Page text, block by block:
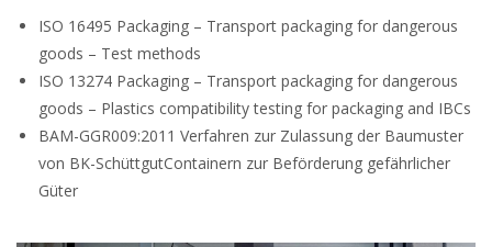
ISO 16495 Packaging – Transport packaging for dangerous
goods – Test methods
ISO 13274 Packaging – Transport packaging for dangerous
goods – Plastics compatibility testing for packaging and IBCs
BAM-GGR009:2011 Verfahren zur Zulassung der Baumuster
von BK-SchüttgutContainern zur Beförderung gefährlicher
Güter